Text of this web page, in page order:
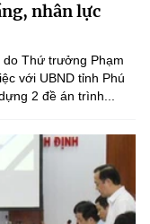
nhân lực
do Thứ trưởng Phạm
với UBND tỉnh Phú
2 đề án trình...